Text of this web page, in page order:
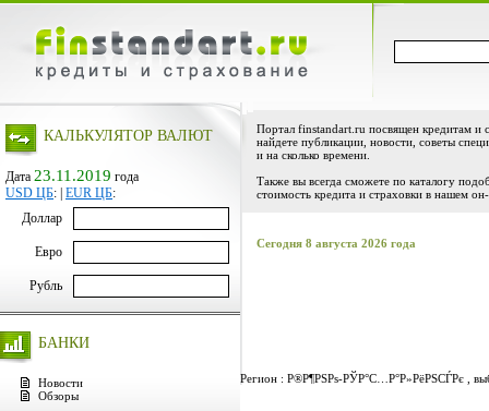
КАЛЬКУЛЯТОР ВАЛЮТ
Дата 23.11.2019 года
USD ЦБ: EUR ЦБ:
Доллар
Евро
Рубль
БАНКИ
Новости
Обзоры
Портал finstandart.ru посвящен кредитам и
найдете публикации, новости, советы
и на сколько времени.
Также вы всегда сможете по каталогу
стоимость кредита и страховки в нашем
Сегодня 8 августа 2026 года
Регион : Р®Р¶РЅРѕ-РЎР°С…Р°Р»РёРЅСЃРє ,